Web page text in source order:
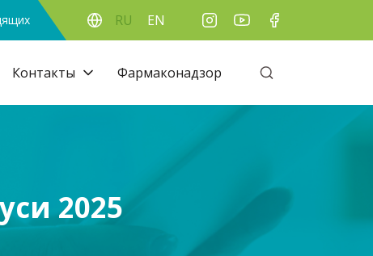
RU EN
Контакты Фармаконадзор
2025